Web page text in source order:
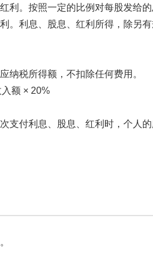
利。按照一定的比例对每股发给的
。利息、股息、红利所得，除另
纳税所得额，不扣除任何费用。
额 × 20%
支付利息、股息、红利时，个人